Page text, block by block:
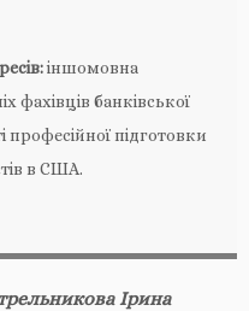
іншомовна
фахівців банківської
професійної підготовки
в США.
Ірина